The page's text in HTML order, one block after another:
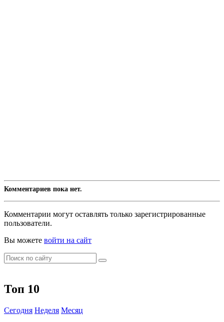
Комментариев пока нет.
Комментарии могут оставлять только зарегистрированные
пользователи.
Вы можете войти на сайт
Топ 10
Сегодня Неделя Месяц